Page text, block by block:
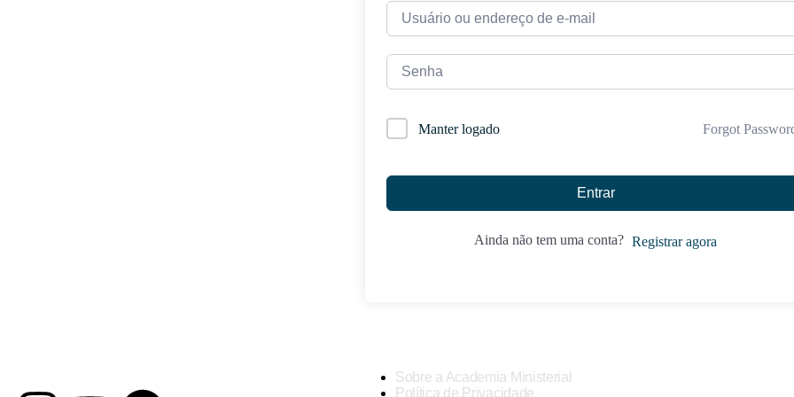
Manter logado Forgot
Entrar
Ainda não tem uma conta? Registrar agora
Sobre a Academia Ministerial
Política de Privacidade